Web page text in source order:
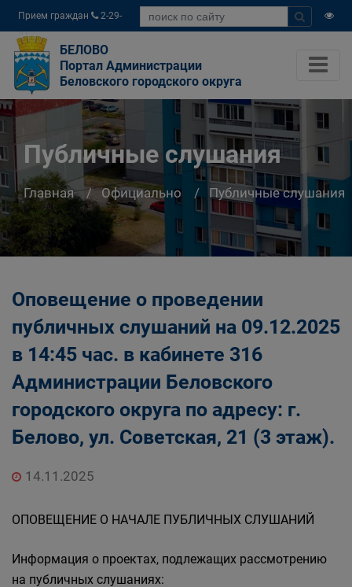
Прием граждан
2-29-
04
БЕЛОВО
Портал Администрации
Беловского городского округа
Публичные слушания
Главная Официально Публичные слушания
Оповещение о проведении
публичных слушаний на 09.12.2025
в 14:45 час. в кабинете 316
Администрации Беловского
городского округа по адресу: г.
Белово, ул. Советская, 21 (3 этаж).
14.11.2025
ОПОВЕЩЕНИЕ О НАЧАЛЕ ПУБЛИЧНЫХ СЛУШАНИЙ
Информация о проектах, подлежащих рассмотрению
на публичных слушаниях: